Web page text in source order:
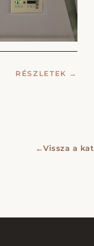
RÉSZLETEK →
←Vissza a